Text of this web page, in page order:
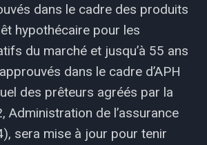
dans le cadre des produits
hypothécaire pour les
du marché et jusqu’à 55 ans
dans le cadre d’APH
des prêteurs agréés par la
Administration de l’assurance
sera mise à jour pour tenir